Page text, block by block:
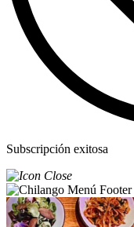
Subscripción exitosa